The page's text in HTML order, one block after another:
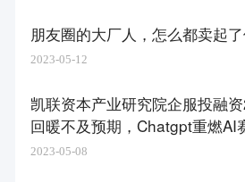
朋友圈的大厂人，怎么都卖起
2023-05-12
凯联资本产业研究院企服投融
回暖不及预期，Chatgpt重燃AI
2023-05-08